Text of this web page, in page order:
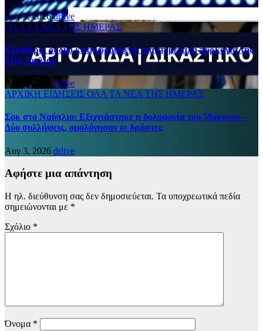
Αυγ 5, 2026drlive
ΟΛΑ ΤΑ ΝΕΑ ΤΗΣ ΗΜΕΡΑΣ
Ελεύθεροι οι δύο κατηγορούμενοι για τη μεγάλη πυρκαγιά της
31ης Ιουλίου
Αυγ 5, 2026 drlive
ΑΡΧΙΚΗ ΕΙΔΗΣΕΙΣ ΟΛΑ ΤΑ ΝΕΑ ΤΗΣ ΗΜΕΡΑΣ
Σοκ στο Ναύπλιο: Εξιχνιάστηκε η δολοφονία του 59χρονου –
Δύο συλλήψεις, ομολόγησαν οι δράστες
Αυγ 3, 2026 drlive
Αφήστε μια απάντηση
Η ηλ. διεύθυνση σας δεν δημοσιεύεται. Τα υποχρεωτικά πεδία
σημειώνονται με *
Σχόλιο *
Όνομα *